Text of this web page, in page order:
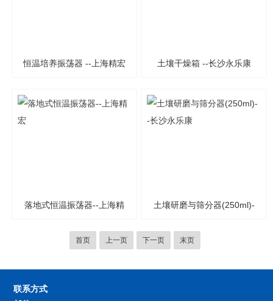
恒温培养振荡器 --上海精宏 土壤干燥箱 --长沙永乐康
落地式恒温振荡器--上海精
宏
土壤研磨与筛分器(250ml)-
-长沙永乐康
首页 上一页 下一页 末页
联系方式